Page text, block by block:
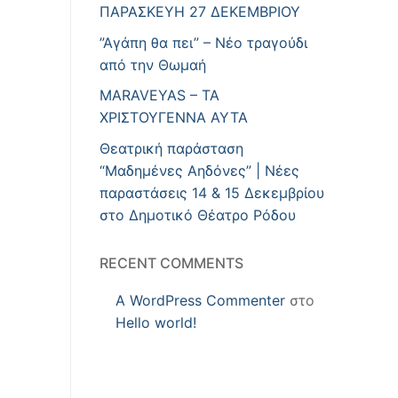
ΠΑΡΑΣΚΕΥΗ 27 ΔΕΚΕΜΒΡΙΟΥ
”Αγάπη θα πει” – Νέο τραγούδι
από την Θωμαή
MARAVEYAS – ΤΑ
ΧΡΙΣΤΟΥΓΕΝΝΑ ΑΥΤΑ
Θεατρική παράσταση
“Μαδημένες Αηδόνες” | Νέες
παραστάσεις 14 & 15 Δεκεμβρίου
στο Δημοτικό Θέατρο Ρόδου
RECENT COMMENTS
A WordPress Commenter στο
Hello world!